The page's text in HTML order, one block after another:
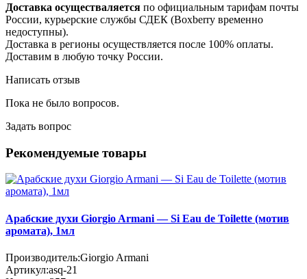
Доставка осуществаляется по официальным тарифам почты
России, курьерские службы СДЕК (Boxberry временно
недоступны).
Доставка в регионы осуществляется после 100% оплаты.
Доставим в любую точку России.
Написать отзыв
Пока не было вопросов.
Задать вопрос
Рекомендуемые товары
Арабские духи Giorgio Armani — Si Eau de Toilette (мотив
аромата), 1мл
Производитель:Giorgio Armani
Артикул:asq-21